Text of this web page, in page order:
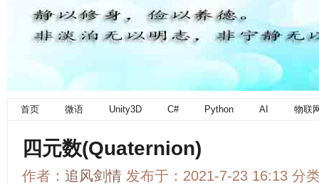
首页 微语 Unity3D C# Python AI 物联
四元数(Quaternion)
作者： 追风剑情 发布于：2021-7-23 16:13 分